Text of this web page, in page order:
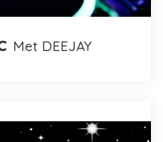
met DEEJAY